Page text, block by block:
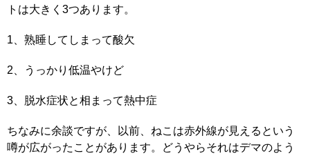
トは大きく3つあります。
1、熟睡してしまって酸欠
2、うっかり低温やけど
3、脱水症状と相まって熱中症
ちなみに余談ですが、以前、ねこは赤外線が見えるという
噂が広がったことがあります。どうやらそれはデマのよう